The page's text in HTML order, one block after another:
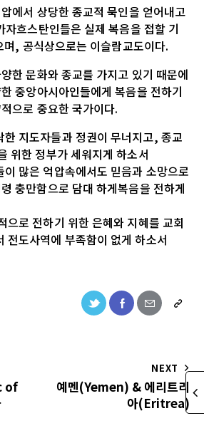
에서 상당한 종교적 묵인을 얻어내고
흐스탄인들은 실제 복음을 접할 기
, 공식상으로는 이슬람교도이다.
한 문화와 종교를 가지고 있기 때문에
중앙아시아인들에게 복음을 전하기
으로 중요한 국가이다.
한 지도자들과 정권이 무너지고, 종교
위한 정부가 세워지게 하소서
이 많은 억압속에서도 믿음과 소망으로
충만함으로 담대 하게복음을 전하게
으로 전하기 위한 은혜와 지혜를 교회
전도사역에 부족함이 없게 하소서
of
NEXT
예멘(Yemen) & 에리트리
아(Eritrea)